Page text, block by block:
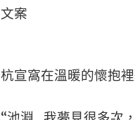
文案
杭宣窩在溫暖的懷抱